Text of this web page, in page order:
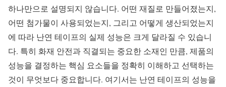
하나만으로 설명되지 않습니다. 어떤 재질로 만들어졌는지,
어떤 첨가물이 사용되었는지, 그리고 어떻게 생산되었는지
에 따라 난연 테이프의 실제 성능은 크게 달라질 수 있습니
다. 특히 화재 안전과 직결되는 중요한 소재인 만큼, 제품의
성능을 결정하는 핵심 요소들을 정확히 이해하고 선택하는
것이 무엇보다 중요합니다. 여기서는 난연 테이프의 성능을